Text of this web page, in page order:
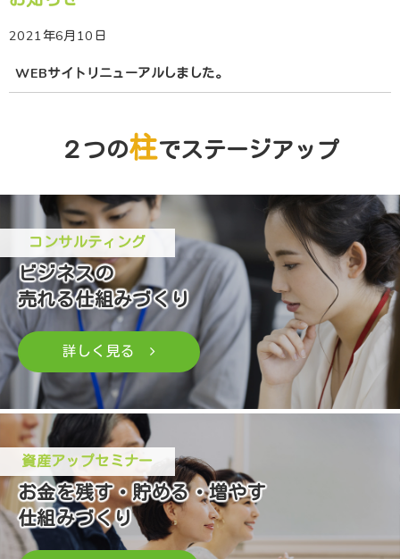
2021年6月10日
WEBサイトリニューアルしました。
２つの柱でステージアップ
コンサルティング
ビジネスの
売れる仕組みづくり
詳しく見る
自社（自分）の販売プロセスを”見える化”して
お客様に選んでもらえる販売プロセスを確立しましょ
う！
資産アップセミナー
お金を残す・貯める・増やす
仕組みづくり